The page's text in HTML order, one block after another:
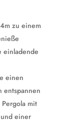
zu einem
einladende
einen
entspannen
mit
einer